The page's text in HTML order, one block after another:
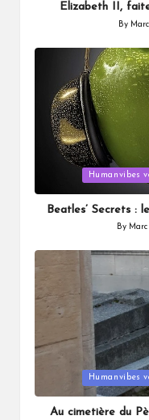
Elizabeth II,
Posted
By
in
Humanvibes
Beatles’ Secrets :
Posted
By
in
Humanvibes
Au cimetière du